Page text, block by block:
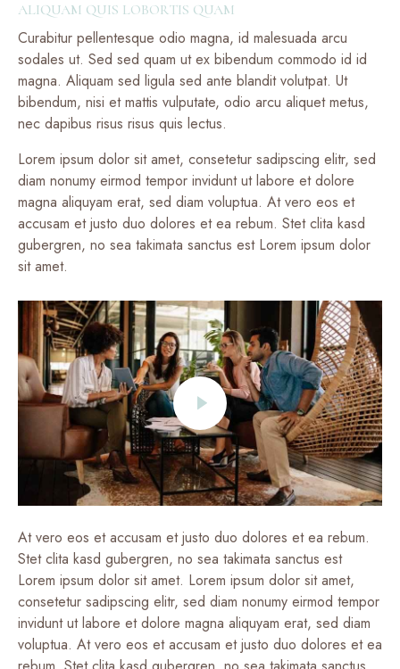
ALIQUAM QUIS LOBORTIS QUAM
Curabitur pellentesque odio magna, id malesuada arcu
sodales ut. Sed sed quam ut ex bibendum commodo id id
magna. Aliquam sed ligula sed ante blandit volutpat. Ut
bibendum, nisi et mattis vulputate, odio arcu aliquet metus,
nec dapibus risus risus quis lectus.
Lorem ipsum dolor sit amet, consetetur sadipscing elitr, sed
diam nonumy eirmod tempor invidunt ut labore et dolore
magna aliquyam erat, sed diam voluptua. At vero eos et
accusam et justo duo dolores et ea rebum. Stet clita kasd
gubergren, no sea takimata sanctus est Lorem ipsum dolor
sit amet.
At vero eos et accusam et justo duo dolores et ea rebum.
Stet clita kasd gubergren, no sea takimata sanctus est
Lorem ipsum dolor sit amet. Lorem ipsum dolor sit amet,
consetetur sadipscing elitr, sed diam nonumy eirmod tempor
invidunt ut labore et dolore magna aliquyam erat, sed diam
voluptua. At vero eos et accusam et justo duo dolores et ea